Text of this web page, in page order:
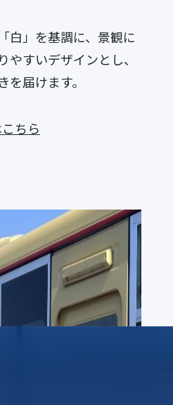
白」を基調に、景観に
すいデザインとし、
届けます。
ちら